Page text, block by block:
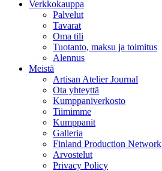
Verkkokauppa
Palvelut
Tavarat
Oma tili
Tuotanto, maksu ja toimitus
Alennus
Meistä
Artisan Atelier Journal
Ota yhteyttä
Kumppaniverkosto
Tiimimme
Kumppanit
Galleria
Finland Production Network
Arvostelut
Privacy Policy